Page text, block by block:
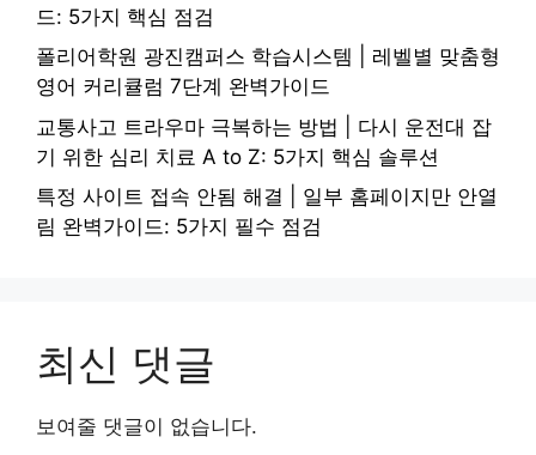
드: 5가지 핵심 점검
폴리어학원 광진캠퍼스 학습시스템 | 레벨별 맞춤형
영어 커리큘럼 7단계 완벽가이드
교통사고 트라우마 극복하는 방법 | 다시 운전대 잡
기 위한 심리 치료 A to Z: 5가지 핵심 솔루션
특정 사이트 접속 안됨 해결 | 일부 홈페이지만 안열
림 완벽가이드: 5가지 필수 점검
최신 댓글
보여줄 댓글이 없습니다.